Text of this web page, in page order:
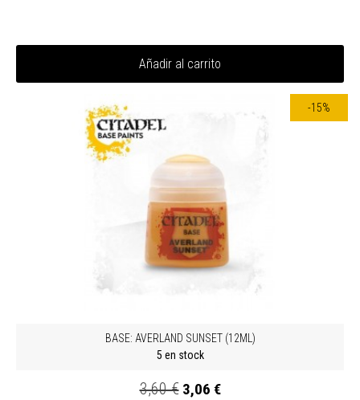
Añadir al carrito
-15%
BASE: AVERLAND SUNSET (12ML)
5 en stock
3,60 € 3,06 €